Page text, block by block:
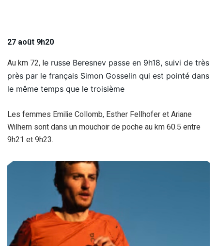
27 août 9h20
Au km 72, le russe Beresnev passe en 9h18, suivi de très
près par le français Simon Gosselin qui est pointé dans
le même temps que le troisième
Les femmes Emilie Collomb, Esther Fellhofer et Ariane
Wilhem sont dans un mouchoir de poche au km 60.5 entre
9h21 et 9h23.